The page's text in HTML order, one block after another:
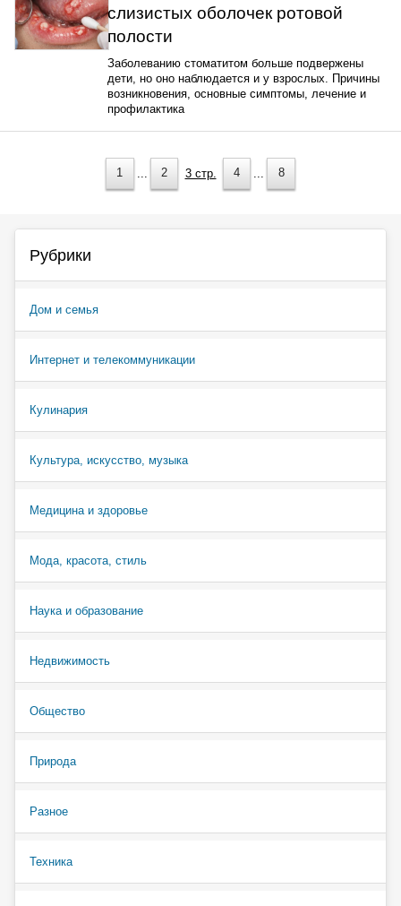
слизистых оболочек ротовой
полости
Заболеванию стоматитом больше подвержены
дети, но оно наблюдается и у взрослых. Причины
возникновения, основные симптомы, лечение и
профилактика
1 2 3 стр. 4 8
Рубрики
Дом и семья
Интернет и телекоммуникации
Кулинария
Культура, искусство, музыка
Медицина и здоровье
Мода, красота, стиль
Наука и образование
Недвижимость
Общество
Природа
Разное
Техника